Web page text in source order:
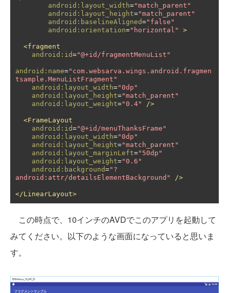
android:layout_width="match_parent"
android:layout_height="match_parent"
android:baselineAligned="false"
android:orientation="horizontal" >
<fragment
android:id="@+id/fragmentMenuList"
android:name="com.websarva.wings.android.fragmen
tsample.MenuListFragment"
android:layout_width="0dp"
android:layout_height="match_parent"
android:layout_weight="0.4" />
<FrameLayout
android:id="@+id/menuThanksFrame"
android:layout_width="0dp"
android:layout_height="match_parent"
android:layout_marginLeft="50dp"
android:layout_weight="0.6"
android:background="?
android:attr/detailsElementBackground"
/>
</LinearLayout>
この時点で、10インチのAVDでこのアプリを起動して
みてください。以下のような画面になっていると思いま
す。